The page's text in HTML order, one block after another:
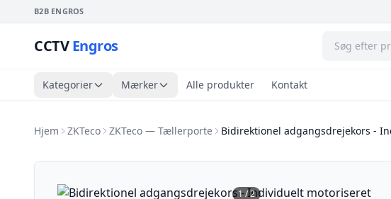
B2B ENGROS
CCTVEngros
Kategorier Mærker Alle produkter Kontakt
Hjem ZKTeco ZKTeco — Tællerporte Bidirektionel adgangsdrejekors -
1/2